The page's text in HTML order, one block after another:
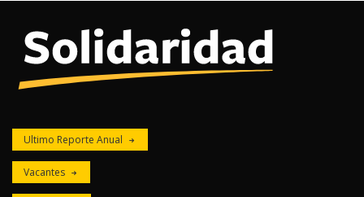
Ultimo Reporte Anual
Vacantes